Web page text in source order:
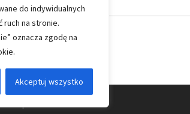
do indywidualnych
ruch na stronie.
oznacza zgodę na
Akceptuj wszystko